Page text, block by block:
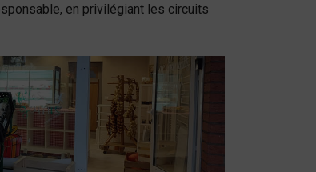
en privilégiant les circuits